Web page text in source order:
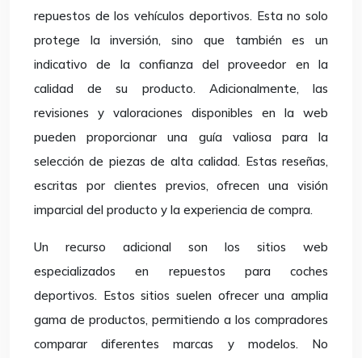
repuestos de los vehículos deportivos. Esta no solo
protege la inversión, sino que también es un
indicativo de la confianza del proveedor en la
calidad de su producto. Adicionalmente, las
revisiones y valoraciones disponibles en la web
pueden proporcionar una guía valiosa para la
selección de piezas de alta calidad. Estas reseñas,
escritas por clientes previos, ofrecen una visión
imparcial del producto y la experiencia de compra.
Un recurso adicional son los sitios web
especializados en repuestos para coches
deportivos. Estos sitios suelen ofrecer una amplia
gama de productos, permitiendo a los compradores
comparar diferentes marcas y modelos. No